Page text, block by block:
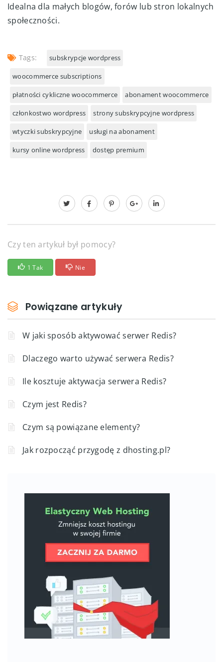
Idealna dla małych blogów, forów lub stron lokalnych
społeczności.
Tags: subskrypcje wordpress
woocommerce subscriptions
płatności cykliczne woocommerce abonament woocommerce
członkostwo wordpress strony subskrypcyjne wordpress
wtyczki subskrypcyjne usługi na abonament
kursy online wordpress dostęp premium
Czy ten artykuł był pomocy?
1 Tak Nie
Powiązane artykuły
W jaki sposób aktywować serwer Redis?
Dlaczego warto używać serwera Redis?
Ile kosztuje aktywacja serwera Redis?
Czym jest Redis?
Czym są powiązane elementy?
Jak rozpocząć przygodę z dhosting.pl?